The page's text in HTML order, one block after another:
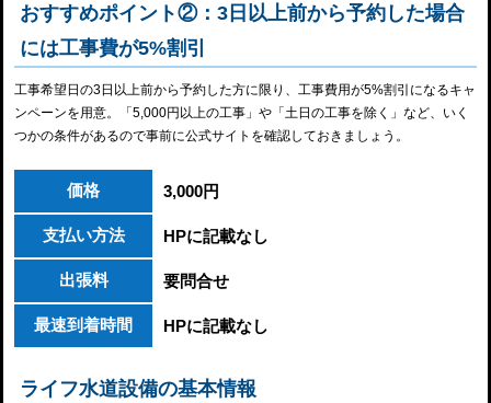
おすすめポイント②：3日以上前から予約した場合
には工事費が5%割引
工事希望日の3日以上前から予約した方に限り、工事費用が5%割引になるキャ
ンペーンを用意。「5,000円以上の工事」や「土日の工事を除く」など、いく
つかの条件があるので事前に公式サイトを確認しておきましょう。
価格 3,000円
支払い方法 HPに記載なし
出張料 要問合せ
最速到着時間 HPに記載なし
ライフ水道設備の基本情報